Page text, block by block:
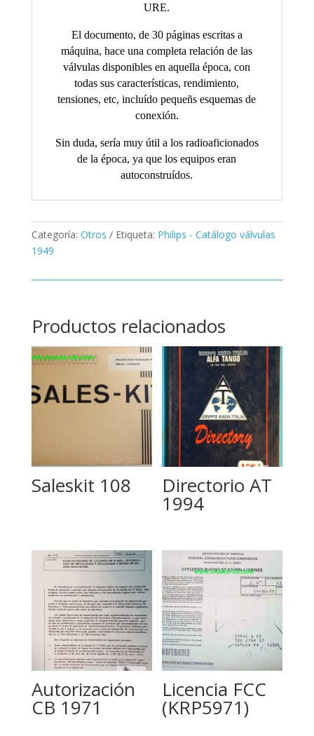
URE.
El documento, de 30 páginas escritas a
máquina, hace una completa relación de las
válvulas disponibles en aquella época, con
todas sus características, rendimiento,
tensiones, etc, incluído pequeñs esquemas de
conexión.
Sin duda, sería muy útil a los radioaficionados
de la época, ya que los equipos eran
autoconstruídos.
Categoría: Otros Etiqueta: Philips - Catálogo válvulas
1949
Productos relacionados
Saleskit 108 Directorio AT
1994
Autorización
CB 1971
Licencia FCC
(KRP5971)